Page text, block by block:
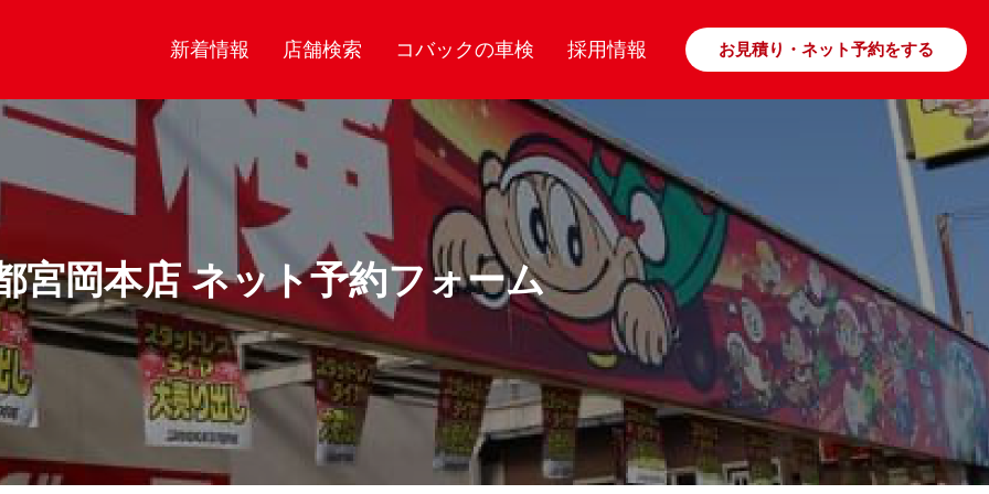
新着情報 店舗検索 コバックの車検 採用情報 お見積り・ネット予約をする
宮岡本店 ネット予約フォーム